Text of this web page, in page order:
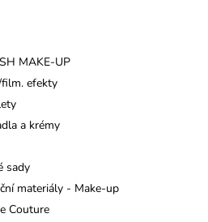
MAKE-UP
efekty
a krémy
sady
materiály - Make-up
Couture